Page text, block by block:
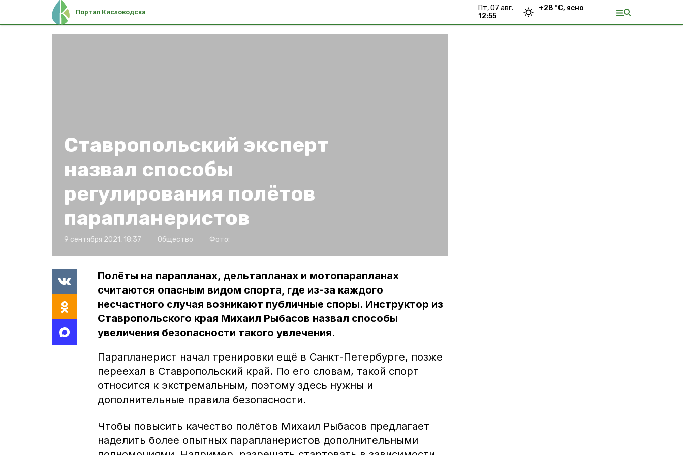
Портал Кисловодска
пт, 07 авг.
12:55
+28 °С, ясно
Ставропольский эксперт
назвал способы
регулирования полётов
парапланеристов
9 сентября 2021, 18:37 Общество Фото:
Полёты на парапланах, дельтапланах и мотопарапланах
считаются опасным видом спорта, где из-за каждого
несчастного случая возникают публичные споры. Инструктор из
Ставропольского края Михаил Рыбасов назвал способы
увеличения безопасности такого увлечения.
Парапланерист начал тренировки ещё в Санкт-Петербурге, позже
переехал в Ставропольский край. По его словам, такой спорт
относится к экстремальным, поэтому здесь нужны и
дополнительные правила безопасности.
Чтобы повысить качество полётов Михаил Рыбасов предлагает
наделить более опытных парапланеристов дополнительными